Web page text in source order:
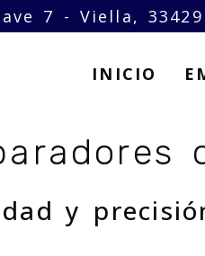
7 - Viella,
INICIO
y